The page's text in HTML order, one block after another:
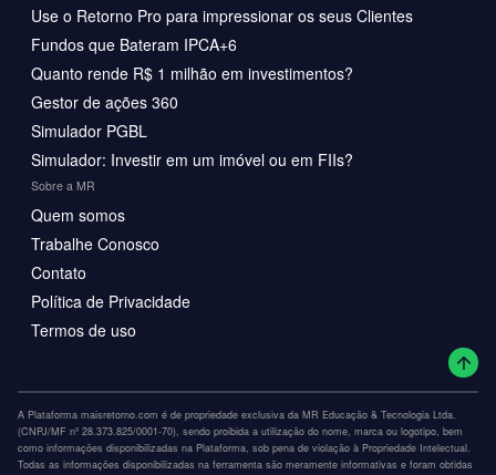
Use o Retorno Pro para impressionar os seus Clientes
Fundos que Bateram IPCA+6
Quanto rende R$ 1 milhão em investimentos?
Gestor de ações 360
Simulador PGBL
Simulador: Investir em um imóvel ou em FIIs?
Sobre a MR
Quem somos
Trabalhe Conosco
Contato
Política de Privacidade
Termos de uso
A Plataforma maisretorno.com é de propriedade exclusiva da MR Educação & Tecnologia Ltda.
(CNPJ/MF nº 28.373.825/0001-70), sendo proibida a utilização do nome, marca ou logotipo, bem
como informações disponibilizadas na Plataforma, sob pena de violação à Propriedade Intelectual.
Todas as informações disponibilizadas na ferramenta são meramente informativas e foram obtidas